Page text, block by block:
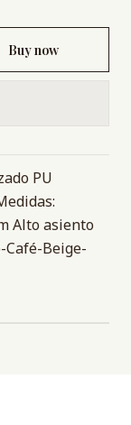
Buy now
PU
Alto asiento
Café-Beige-